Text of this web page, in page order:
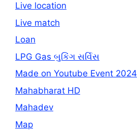
Live location
Live match
Loan
LPG Gas બુકિંગ સર્વિસ
Made on Youtube Event 2024
Mahabharat HD
Mahadev
Map